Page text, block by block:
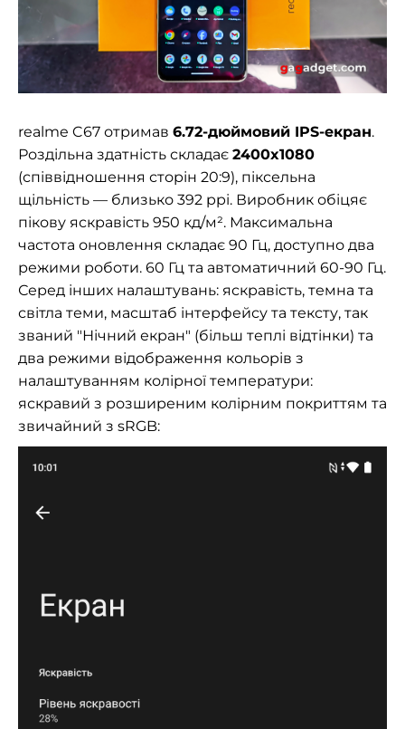
realme C67 отримав 6.72-дюймовий IPS-екран.
Роздільна здатність складає 2400x1080
(співвідношення сторін 20:9), піксельна
щільність — близько 392 ppi. Виробник обіцяє
пікову яскравість 950 кд/м². Максимальна
частота оновлення складає 90 Гц, доступно два
режими роботи. 60 Гц та автоматичний 60-90 Гц.
Серед інших налаштувань: яскравість, темна та
світла теми, масштаб інтерфейсу та тексту, так
званий "Нічний екран" (більш теплі відтінки) та
два режими відображення кольорів з
налаштуванням колірної температури:
яскравий з розширеним колірним покриттям та
звичайний з sRGB: